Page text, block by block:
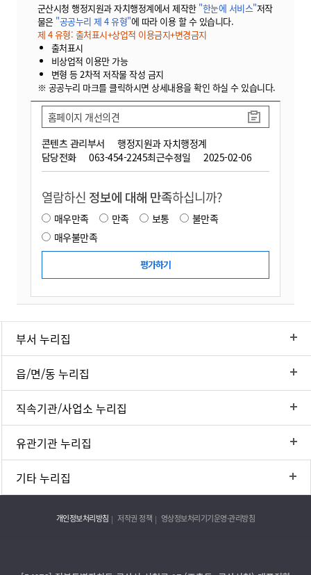
군산시청 행정지원과 자치행정계에서 제작한 "한눈에 서비스"저작
물은 "공공누리 제 4 유형"에 따라 이용 할 수 있습니다.
제 4 유형: 출처표시+상업적 이용금지+변경금지
출처표시
비상업적 이용만 가능
변형 등 2차적 저작물 작성 금지
※ 공공누리 마크를 클릭하시면 상세내용을 확인 하실 수 있습니다.
콘텐츠 관리부서
행정지원과 자치행정계
담당전화
063-454-2245최근수정일 2025-02-06
홈페이지 개선의견
열람하신 정보에 대해 만족하십니까?
매우만족 만족 보통
불만족
매우불만족
부서 누리집
읍/면/동 누리집
직속기관/사업소 누리집
유관기관 누리집
기타 누리집
개인정보처리방침 저작권 정책 영상정보처리기기운영·관리방침